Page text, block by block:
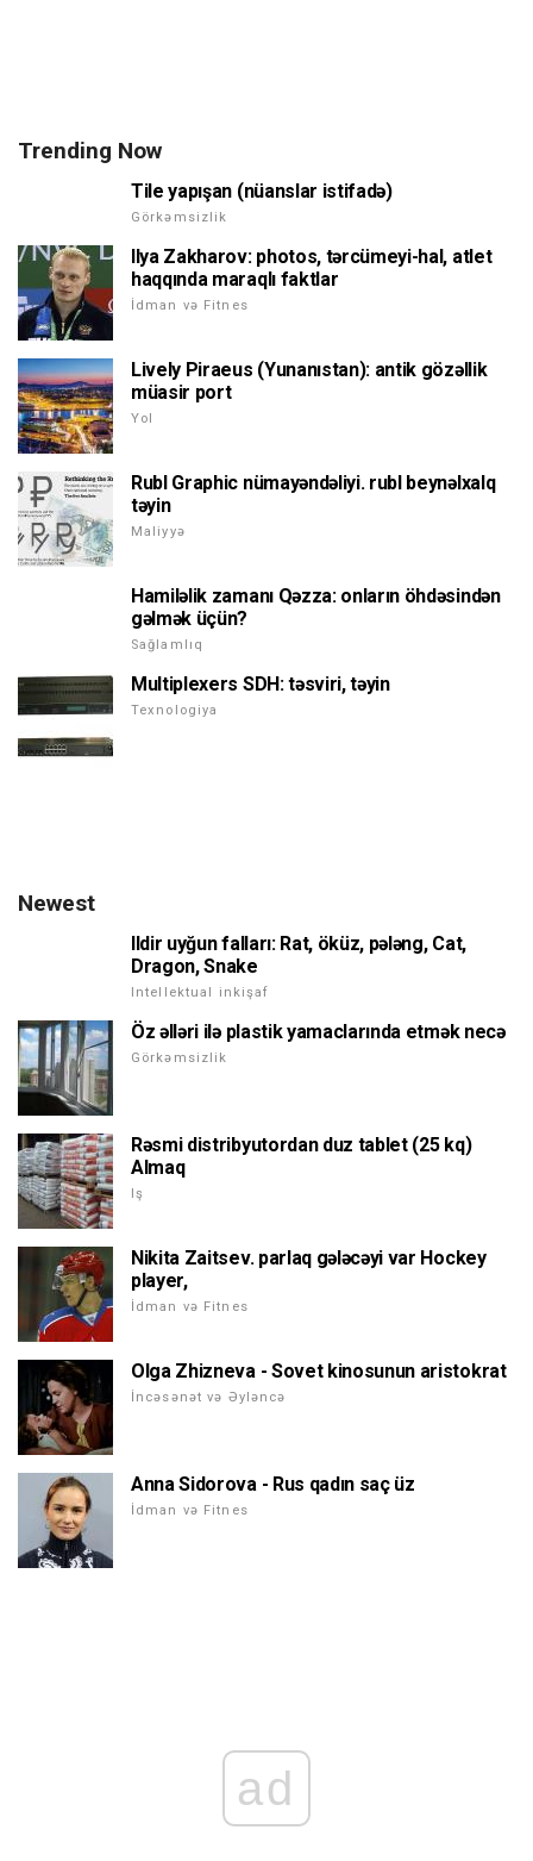
Trending Now
Tile yapışan (nüanslar istifadə)
Görkəmsizlik
Ilya Zakharov: photos, tərcümeyi-hal, atlet
haqqında maraqlı faktlar
İdman və Fitnes
Lively Piraeus (Yunanıstan): antik gözəllik
müasir port
Yol
Rubl Graphic nümayəndəliyi. rubl beynəlxalq
təyin
Maliyyə
Hamiləlik zamanı Qəzza: onların öhdəsindən
gəlmək üçün?
Sağlamlıq
Multiplexers SDH: təsviri, təyin
Texnologiya
Newest
Ildir uyğun falları: Rat, öküz, pələng, Cat,
Dragon, Snake
Intellektual inkişaf
Öz əlləri ilə plastik yamaclarında etmək necə
Görkəmsizlik
Rəsmi distribyutordan duz tablet (25 kq)
Almaq
Iş
Nikita Zaitsev. parlaq gələcəyi var Hockey
player,
İdman və Fitnes
Olga Zhizneva - Sovet kinosunun aristokrat
İncəsənət və Əyləncə
Anna Sidorova - Rus qadın saç üz
İdman və Fitnes
ad